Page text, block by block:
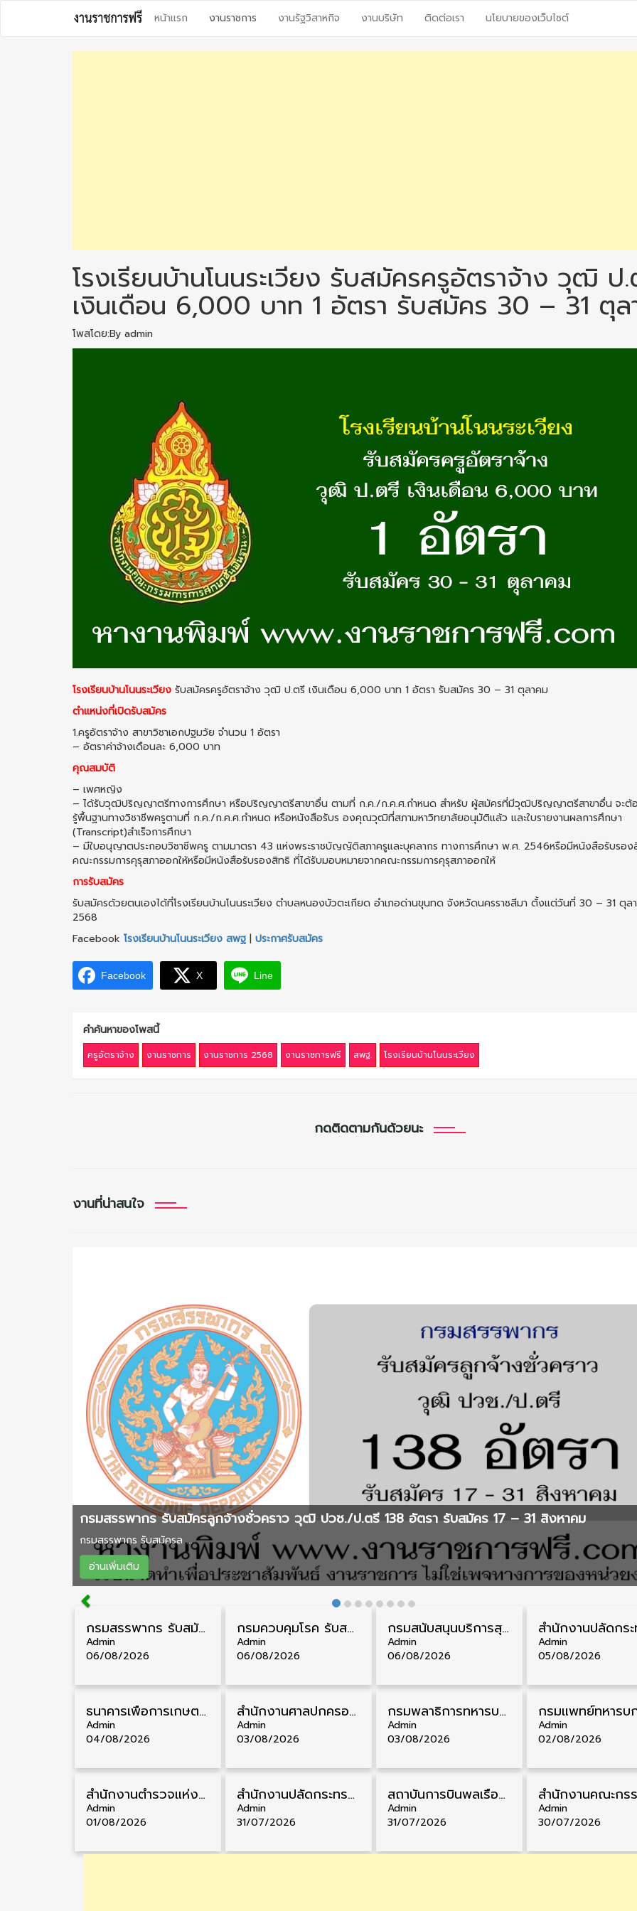
content
หน้าแรก งานราชการ งานรัฐวิสาหกิจ งานบริษัท ติดต่อเรา นโยบายของเว็บไซต์
โรงเรียนบ้านโนนระเวียง รับสมัครครูอัตราจ้าง วุฒิ ป
เงินเดือน 6,000 บาท 1 อัตรา รับสมัคร 30 – 31 ตุล
โพสโดย:By admin
โรงเรียนบ้านโนนระเวียง รับสมัครครูอัตราจ้าง วุฒิ ป.ตรี เงินเดือน 6,000 บาท 1 อัตรา รับสมัคร 30 – 31 ตุลาคม
ตำแหน่งที่เปิดรับสมัคร
1.ครูอัตราจ้าง สาขาวิชาเอกปฐมวัย จํานวน 1 อัตรา
– อัตราค่าจ้างเดือนละ 6,000 บาท
คุณสมบัติ
– เพศหญิง
– ได้รับวุฒิปริญญาตรีทางการศึกษา หรือปริญญาตรีสาขาอื่น ตามที่ ก.ค./ก.ค.ศ.กําหนด สําหรับ ผู้สมัครที่มีวุฒิปริญญาตรีสาขาอื่น จะต้
รู้พื้นฐานทางวิชาชีพครูตามที่ ก.ค./ก.ค.ศ.กําหนด หรือหนังสือรับร องคุณวุฒิที่สภามหาวิทยาลัยอนุมัติแล้ว และใบรายงานผลการศึกษา
(Transcript)สําเร็จการศึกษา
– มีใบอนุญาตประกอบวิชาชีพครู ตามมาตรา 43 แห่งพระราชบัญญัติสภาครูและบุคลากร ทางการศึกษา พ.ศ. 2546หรือมีหนังสือรับรอ
คณะกรรมการคุรุสภาออกให้หรือมีหนังสือรับรองสิทธิ ที่ได้รับมอบหมายจากคณะกรรมการคุรุสภาออกให้
การรับสมัคร
รับสมัครด้วยตนเองได้ที่โรงเรียนบ้านโนนระเวียง ตําบลหนองบัวตะเกียด อําเภอด่านขุนทด จังหวัดนครราชสีมา ตั้งแต่วันที่ 30 – 31 ตุล
2568
Facebook โรงเรียนบ้านโนนระเวียง สพฐ | ประกาศรับสมัคร
Facebook X Line
คำค้นหาของโพสนี้
ครูอัตราจ้าง งานราชการ งานราชการ 2568 งานราชการฟรี สพฐ. โรงเรียนบ้านโนนระเวียง
กดติดตามกันด้วยนะ
งานที่น่าสนใจ
กรมสรรพากร รับสมัครลูกจ้างชั่วคราว วุฒิ ปวช./ป.ตรี 138 อัตรา รับสมัคร 17 – 31 สิงหาคม
กรมสรรพากร รับสมัครล ...
อ่านเพิ่มเติม
กรมสรรพากร รับสมัครลูกจ้างชั่วคราว วุฒิ ปวช./ป.ตรี 138 อัตรา รับสมัคร 17 – 31 สิงหาคม
Admin
06/08/2026
กรมควบคุมโรค รับสมัครสอบบรรจุเข้ารับราชการ วุฒิ ปวส./ป.ตรี 17 อัตรา รับสมัคร 17 สิงหาคม – 4 กันยายน
Admin
06/08/2026
กรมสนับสนุนบริการสุขภาพ รับสมัครคัดเลือกพนักงานราชการ วุฒิ ปวส./ป.ตรี 13 อัตรา รับสมัคร 11 – 20 สิงหาคม
Admin
06/08/2026
Admin
05/08/2026
ธนาคารเพื่อการเกษตรและสหกรณ์การเกษตร รับสมัครบุคคลเพื่อเป็นผู้ช่วยพนักงาน วุฒิ ป.ตรี 5 อัตรา รับสมัคร 4 – 14 สิงหาคม
Admin
04/08/2026
สํานักงานศาลปกครอง รับสมัครสอบบรรจุเข้ารับราชการ วุฒิ ป.ตรี 72 อัตรา รับสมัคร 31 สิงหาคม – 18 กันยายน
Admin
03/08/2026
กรมพลาธิการทหารบก รับสมัครพนักงานราชการ วุฒิ ม.3/ม.6/ปวช. 66 อัตรา รับสมัคร 10 – 17 สิงหาคม
Admin
03/08/2026
Admin
02/08/2026
สำนักงานตำรวจแห่งชาติ รับสมัครสอบนายสิบตำรวจ วุฒิ ม.6/ปวช. 6,000 อัตรา รับสมัคร 8 – 19 สิงหาคม
Admin
01/08/2026
สำนักงานปลัดกระทรวงพาณิชย์ รับสมัครคัดเลือกพนักงานราชการ วุฒิ ปวส./ป.ตรี 11 อัตรา รับสมัคร 10 – 21 สิงหาคม
Admin
31/07/2026
สถาบันการบินพลเรือน รับสมัครคัดเลือกเป็นพนักงาน วุฒิ ป.ตรี/ป.โท/ป.เอก 11 อัตรา รับสมัคร 27 กรกฎาคม – 10 สิงหาคม
Admin
31/07/2026
Admin
30/07/2026